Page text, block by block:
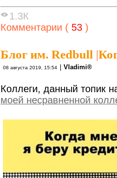
1.3К
Комментарии ( 53 )
Блог им. Redbull |
08 августа 2019, 15:54 Vlаdimi®
Коллеги, данный топик
моей несравненной